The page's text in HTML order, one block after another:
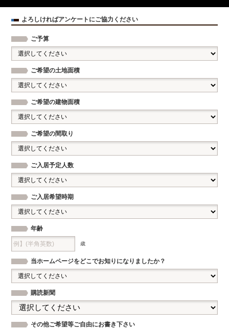
よろしければアンケートにご協力ください
ご予算
ご希望の土地面積
ご希望の建物面積
ご希望の間取り
ご入居予定人数
ご入居希望時期
年齢
歳
当ホームページをどこでお知りになりましたか？
購読新聞
その他ご希望等ご自由にお書き下さい